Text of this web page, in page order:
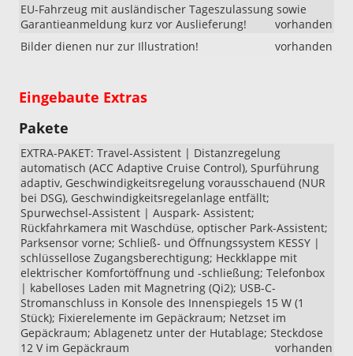
EU-Fahrzeug mit ausländischer Tageszulassung sowie
Garantieanmeldung kurz vor Auslieferung!
vorhanden
Bilder dienen nur zur Illustration!
vorhanden
Eingebaute Extras
Pakete
EXTRA-PAKET: Travel-Assistent | Distanzregelung
automatisch (ACC Adaptive Cruise Control), Spurführung
adaptiv, Geschwindigkeitsregelung vorausschauend (NUR
bei DSG), Geschwindigkeitsregelanlage entfällt;
Spurwechsel-Assistent | Auspark- Assistent;
Rückfahrkamera mit Waschdüse, optischer Park-Assistent;
Parksensor vorne; Schließ- und Öffnungssystem KESSY |
schlüssellose Zugangsberechtigung; Heckklappe mit
elektrischer Komfortöffnung und -schließung; Telefonbox
| kabelloses Laden mit Magnetring (Qi2); USB-C-
Stromanschluss in Konsole des Innenspiegels 15 W (1
Stück); Fixierelemente im Gepäckraum; Netzset im
Gepäckraum; Ablagenetz unter der Hutablage; Steckdose
12 V im Gepäckraum
vorhanden